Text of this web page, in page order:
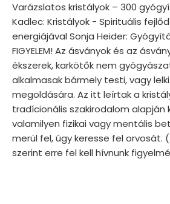
Varázslatos kristályok – 300
Kadlec: Kristályok - Spirituális
energiájával Sonja Heider:
FIGYELEM! Az ásványok és az
ékszerek, karkötők nem
alkalmasak bármely testi, vagy
megoldására. Az itt leírtak a
tradícionális szakirodalom alapján
valamilyen fizikai vagy mentális
merül fel, úgy keresse fel orvosát.
szerint erre fel kell hívnunk